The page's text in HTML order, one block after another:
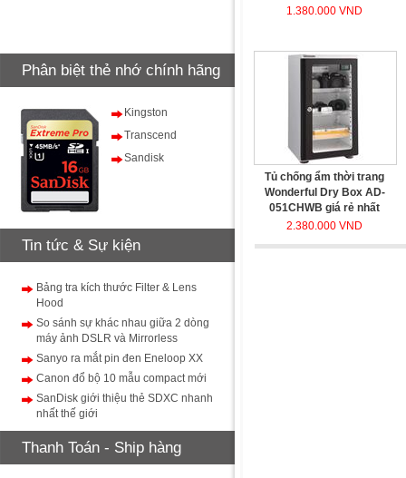
Phân biệt thẻ nhớ chính hãng
Kingston
Transcend
Sandisk
Tin tức & Sự kiện
Bảng tra kích thước Filter & Lens
Hood
So sánh sự khác nhau giữa 2 dòng
máy ảnh DSLR và Mirrorless
Sanyo ra mắt pin đen Eneloop XX
Canon đổ bộ 10 mẫu compact mới
SanDisk giới thiệu thẻ SDXC nhanh
nhất thế giới
Thanh Toán - Ship hàng
1.380.000 VND
Tủ chống ẩm thời trang
Wonderful Dry Box AD-
051CHWB giá rẻ nhất
2.380.000 VND